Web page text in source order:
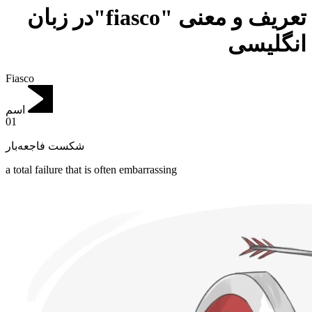
تعریف و معنی "fiasco"در زبان
انگلیسی
Fiasco
اسم
01
شکست فاجعه‌بار
a total failure that is often embarrassing